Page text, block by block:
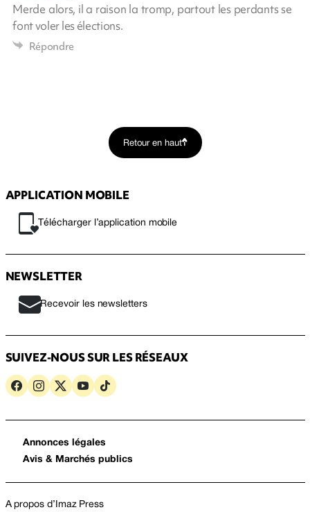
Merde alors, il a raison la tromp, partout les perdants se
font voler les élections.
Répondre
Retour en haut
APPLICATION MOBILE
Télécharger l’application mobile
NEWSLETTER
Recevoir les newsletters
SUIVEZ-NOUS SUR LES RÉSEAUX
Annonces légales
Avis & Marchés publics
A propos d’Imaz Press